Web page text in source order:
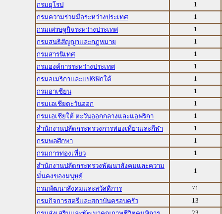
กรมยุโรป
1
กรมความร่วมมือระหว่างประเทศ
1
กรมเศรษฐกิจระหว่างประเทศ
1
กรมสนธิสัญญาและกฎหมาย
1
กรมสารนิเทศ
1
กรมองค์การระหว่างประเทศ
1
กรมอเมริกาและแปซิฟิกใต้
1
กรมอาเซียน
1
กรมเอเชียตะวันออก
1
กรมเอเชียใต้ ตะวันออกกลางและแอฟริกา
1
สำนักงานปลัดกระทรวงการท่องเที่ยวและกีฬา
1
กรมพลศึกษา
1
กรมการท่องเที่ยว
1
สำนักงานปลัดกระทรวงพัฒนาสังคมและความ
มั่นคงของมนุษย์
1
กรมพัฒนาสังคมและสวัสดิการ
71
กรมกิจการสตรีและสถาบันครอบครัว
13